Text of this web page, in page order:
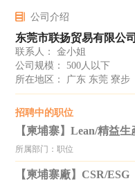
公司介绍
东莞市联扬贸易有限公司
联系人： 金小姐
公司规模： 500人以下
所在地区： 广东 东莞 寮步
招聘中的职位
所属部门：职位
【柬埔寨廠】CSR/ESG